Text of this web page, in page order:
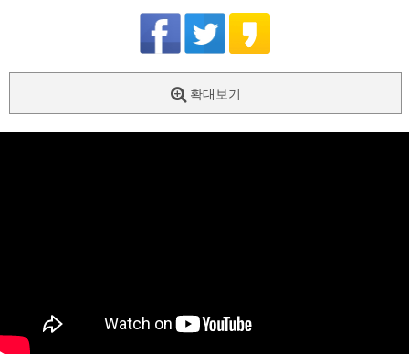
확대보기